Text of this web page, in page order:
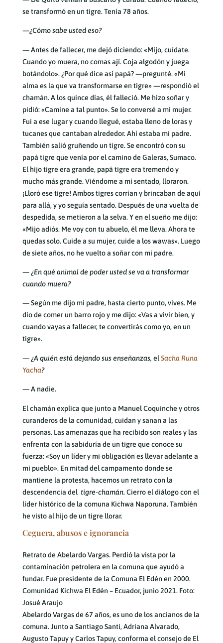
se transformó en un tigre. Tenía 78 años.
—¿Cómo sabe usted eso?
— Antes de fallecer, me dejó diciendo: «Mijo, cuídate.
Cuando yo muera, no comas ají. Coja algodón y juega
botándolo». ¿Por qué dice así papá? —pregunté. «Mi
alma es la que va transformarse en tigre» —respondió el
chamán. A los quince días, él falleció. Me hizo soñar y
pidió: «Camine a tal punto». Se lo conversé a mi mujer.
Fui a ese lugar y cuando llegué, estaba lleno de loras y
tucanes que cantaban alrededor. Ahí estaba mi padre.
También salió gruñendo un tigre. Se encontró con su
papá tigre que venía por el camino de Galeras, Sumaco.
El hijo tigre era grande, papá tigre era tremendo y
mucho más grande. Viéndome a mí sentado, lloraron.
¡Lloró ese tigre! Ambos tigres corrían y brincaban de aquí
para allá, y yo seguía sentado. Después de una vuelta de
despedida, se metieron a la selva. Y en el sueño me dijo:
«Mijo adiós. Me voy con tu abuelo, él me lleva. Ahora te
quedas solo. Cuide a su mujer, cuide a los wawas». Luego
de siete años, no he vuelto a soñar con mi padre.
— ¿En qué animal de poder usted se va a transformar
cuando muera?
— Según me dijo mi padre, hasta cierto punto, vives. Me
dio de comer un barro rojo y me dijo: «Vas a vivir bien, y
cuando vayas a fallecer, te convertirás como yo, en un
tigre».
— ¿A quién está dejando sus enseñanzas, elSacha Runa
Yacha?
—A nadie.
El chamán explica que junto a Manuel Coquinche y otros
curanderos de la comunidad, cuidan y sanan a las
personas. Las amenazas que ha recibido son reales y las
enfrenta con la sabiduría de un tigre que conoce su
fuerza: «Soy un líder y mi obligación es llevar adelante a
mi pueblo». En mitad del campamento donde se
mantiene la protesta, hacemos un retrato con la
descendencia del tigre-chamán. Cierro el diálogo con el
líder histórico de la comuna Kichwa Naporuna. También
he visto al hijo de un tigre llorar.
Ceguera, abusos e ignorancia
Retrato de Abelardo Vargas. Perdió la vista por la
contaminación petrolera en la comuna que ayudó a
fundar. Fue presidente de la Comuna El Edén en 2000.
Comunidad Kichwa El Edén – Ecuador, junio 2021. Foto:
Josué Araujo
Abelardo Vargas de 67 años, es uno de los ancianos de la
comuna. Junto a Santiago Santi, Adriana Alvarado,
Augusto Tapuy y Carlos Tapuy, conforma el consejo de El